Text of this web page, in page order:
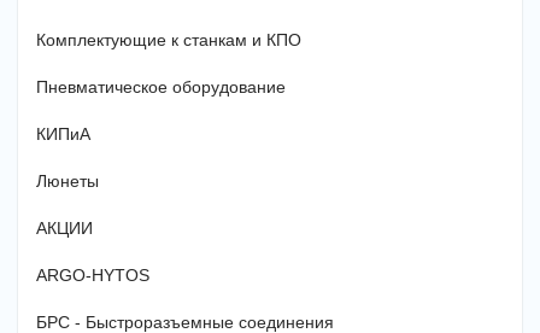
Комплектующие к станкам и КПО
Пневматическое оборудование
КИПиА
Люнеты
АКЦИИ
ARGO-HYTOS
БРС - Быстроразъемные соединения